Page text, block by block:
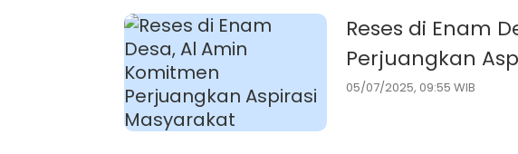
Reses di Enam
Perjuangkan
05/07/2025, 09:55 WIB